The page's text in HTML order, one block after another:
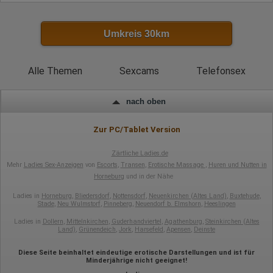
Europäische Union & USA
Daten über das Benutzerverhalten zu sammeln. Hotjar kann
auch im Rahmen von Umfragen und Feedbackfunktionen, die
Datum und Uhrzeit des Besuchs
Gerätetyp
Geografischer Standort
Mausbewegungen
Besuchte Seiten
Referrer URL
Bildschirmauflösung
Sprachinformationen
Gerätebestriebssystem
Umkreis 30km
Alle Themen Sexcams Telefonsex
nach oben
Zur PC/Tablet Version
Zärtliche Ladies.de
Mehr Ladies Sex-Anzeigen von Escorts, Transen, Erotische Massage , Huren und Nutten in
Horneburg und in der Nähe
Ladies in Horneburg, Bliedersdorf, Nottensdorf, Neuenkirchen (Altes Land), Buxtehude,
Stade, Neu Wulmstorf, Pinneberg, Neuendorf b. Elmshorn, Heeslingen
Ladies in Dollern, Mittelnkirchen, Guderhandviertel , Agathenburg, Steinkirchen (Altes
Land), Grünendeich, Jork, Harsefeld , Apensen, Deinste
Diese Seite beinhaltet eindeutige erotische Darstellungen und ist für
Minderjährige nicht geeignet!